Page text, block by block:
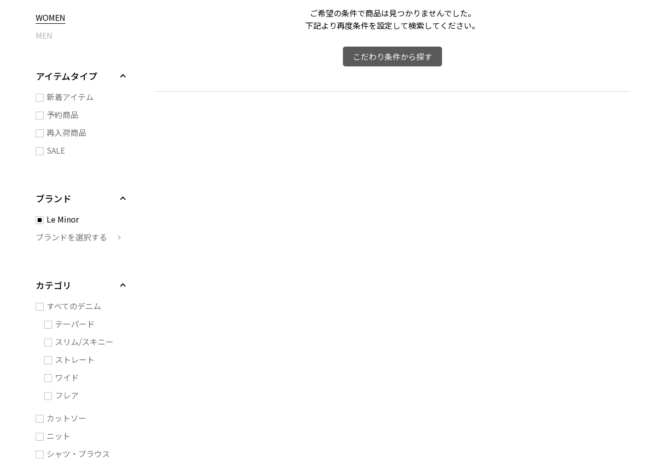
WOMEN
MEN
アイテムタイプ
新着アイテム
予約商品
再入荷商品
SALE
ブランド
Le Minor
ブランドを選択する
カテゴリ
すべてのデニム
テーパード
スリム/スキニー
ストレート
ワイド
フレア
カットソー
ニット
シャツ・ブラウス
ご希望の条件で商品は見つかりませんでした。
下記より再度条件を設定して検索してください。
こだわり条件から探す